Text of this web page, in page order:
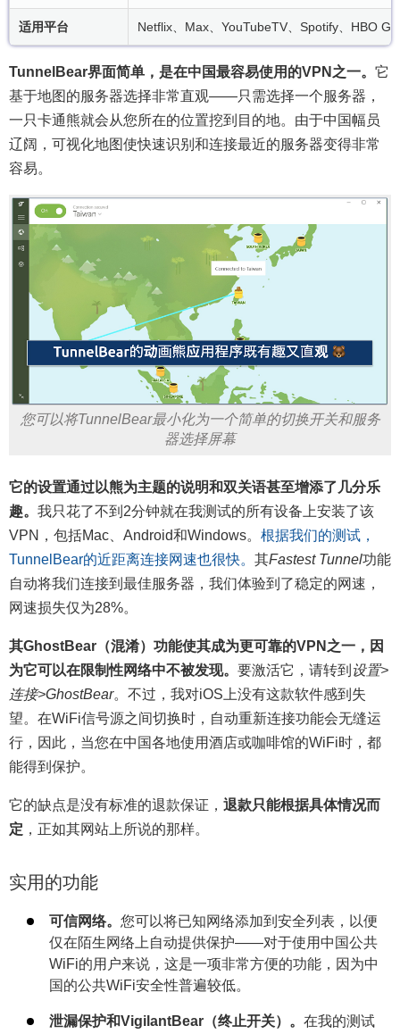
适用平台 Netflix、Max、YouTubeTV、Spotify、HBO
TunnelBear界面简单，是在中国最容易使用的VPN之一。 它
基于地图的服务器选择非常直观——只需选择一个服务器，
一只卡通熊就会从您所在的位置挖到目的地。由于中国幅员
辽阔，可视化地图使快速识别和连接最近的服务器变得非常
容易。
您可以将TunnelBear最小化为一个简单的切换开关和服务
器选择屏幕
它的设置通过以熊为主题的说明和双关语甚至增添了几分乐
趣。 我只花了不到2分钟就在我测试的所有设备上安装了该
VPN，包括Mac、Android和Windows。 根据我们的测试，
TunnelBear的近距离连接网速也很快。 其Fastest Tunnel功能
自动将我们连接到最佳服务器，我们体验到了稳定的网速，
网速损失仅为28%。
其GhostBear（混淆）功能使其成为更可靠的VPN之一，因
为它可以在限制性网络中不被发现。 要激活它，请转到 设置>
连接>GhostBear。不过，我对iOS上没有这款软件感到失
望。在WiFi信号源之间切换时，自动重新连接功能会无缝运
行，因此，当您在中国各地使用酒店或咖啡馆的WiFi时，都
能得到保护。
它的缺点是没有标准的退款保证， 退款只能根据具体情况而
定 ，正如其网站上所说的那样。
实用的功能
可信网络。 您可以将已知网络添加到安全列表，以便
仅在陌生网络上自动提供保护——对于使用中国公共
WiFi的用户来说，这是一项非常方便的功能，因为中
国的公共WiFi安全性普遍较低。
泄漏保护和VigilantBear（终止开关）。 在我的测试